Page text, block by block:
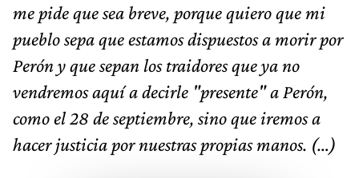
me pide que sea breve, porque quiero que mi
pueblo sepa que estamos dispuestos a morir por
Perón y que sepan los traidores que ya no
vendremos aquí a decirle "presente" a Perón,
como el 28 de septiembre, sino que iremos a
hacer justicia por nuestras propias manos. (…)